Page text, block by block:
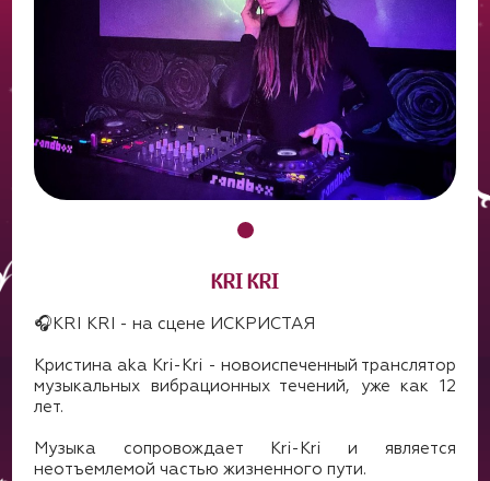
KRI KRI
🎧KRI KRI - на сцене ИСКРИСТАЯ
Кристина aka Kri-Kri - новоиспеченный транслятор
музыкальных вибрационных течений, уже как 12
лет.
Музыка сопровождает Kri-Kri и является
неотъемлемой частью жизненного пути.